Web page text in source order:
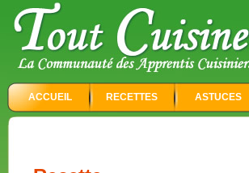
ACCUEIL RECETTES ASTUCES